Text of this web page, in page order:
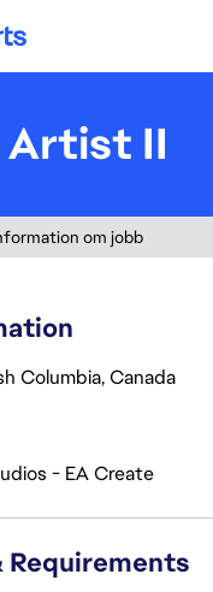
II
om jobb
Columbia, Canada
- EA Create